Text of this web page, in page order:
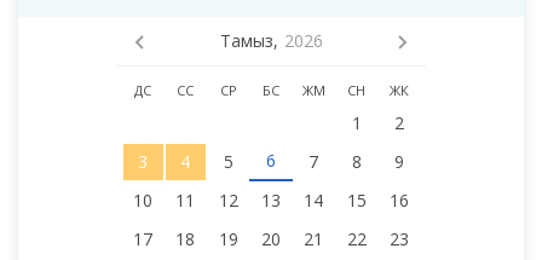
Тамыз, 2026
ДС СС СР БС ЖМ СН ЖК
1
2
3
4 5 6 7 8
9
10
11 12 13 14 15
16
17
18 19 20 21 22
23